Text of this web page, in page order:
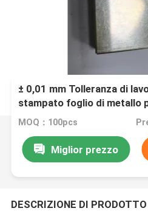
± 0,01 mm Tolleranza di
stampato foglio di metallo
applicazioni di precisione
MOQ：100pcs
Miglior prezzo
DESCRIZIONE DI PRODOTTO